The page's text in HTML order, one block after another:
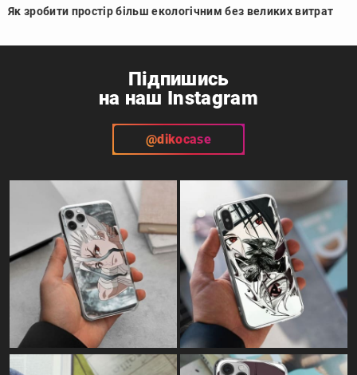
Як зробити простір більш екологічним без великих витрат
Підпишись
на наш Instagram
@dikocase